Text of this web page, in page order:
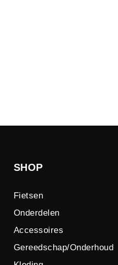
SHOP
Fietsen
Onderdelen
Accessoires
Gereedschap/Onderhoud